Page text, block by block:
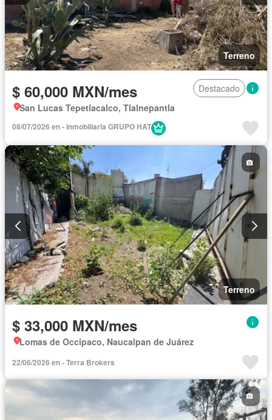
Terreno
$ 60,000 MXN/mes
Destacado
San Lucas Tepetlacalco, Tlalnepantla
08/07/2026 en - Inmobiliaria GRUPO HAT
Terreno
$ 33,000 MXN/mes
Lomas de Occipaco, Naucalpan de Juárez
22/06/2026 en - Terra Brokers